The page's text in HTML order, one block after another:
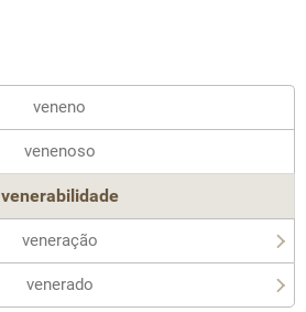
veneno
venenoso
venerabilidade
veneração
venerado